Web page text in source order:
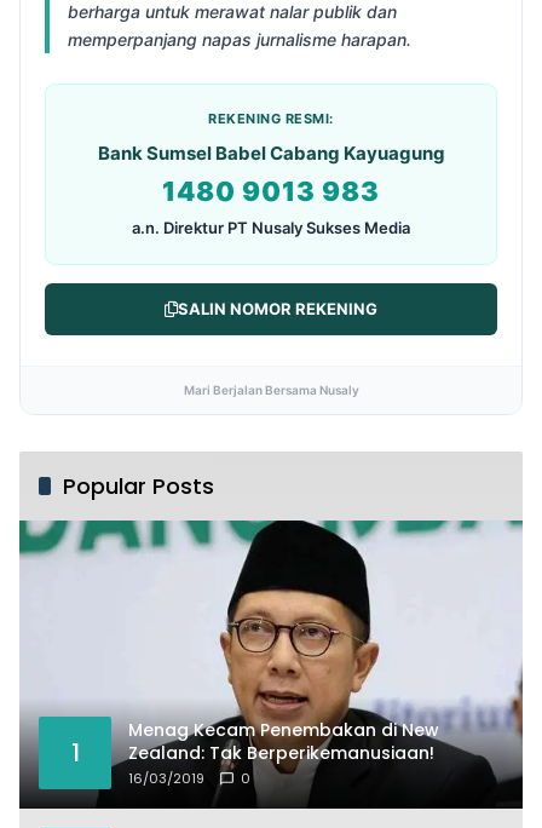
berharga untuk merawat nalar publik dan
memperpanjang napas jurnalisme harapan.
REKENING RESMI:
Bank Sumsel Babel Cabang Kayuagung
1480 9013 983
a.n. Direktur PT Nusaly Sukses Media
SALIN NOMOR REKENING
Mari Berjalan Bersama Nusaly
Popular Posts
1
Menag Kecam Penembakan di New
Zealand: Tak Berperikemanusiaan!
16/03/2019 0